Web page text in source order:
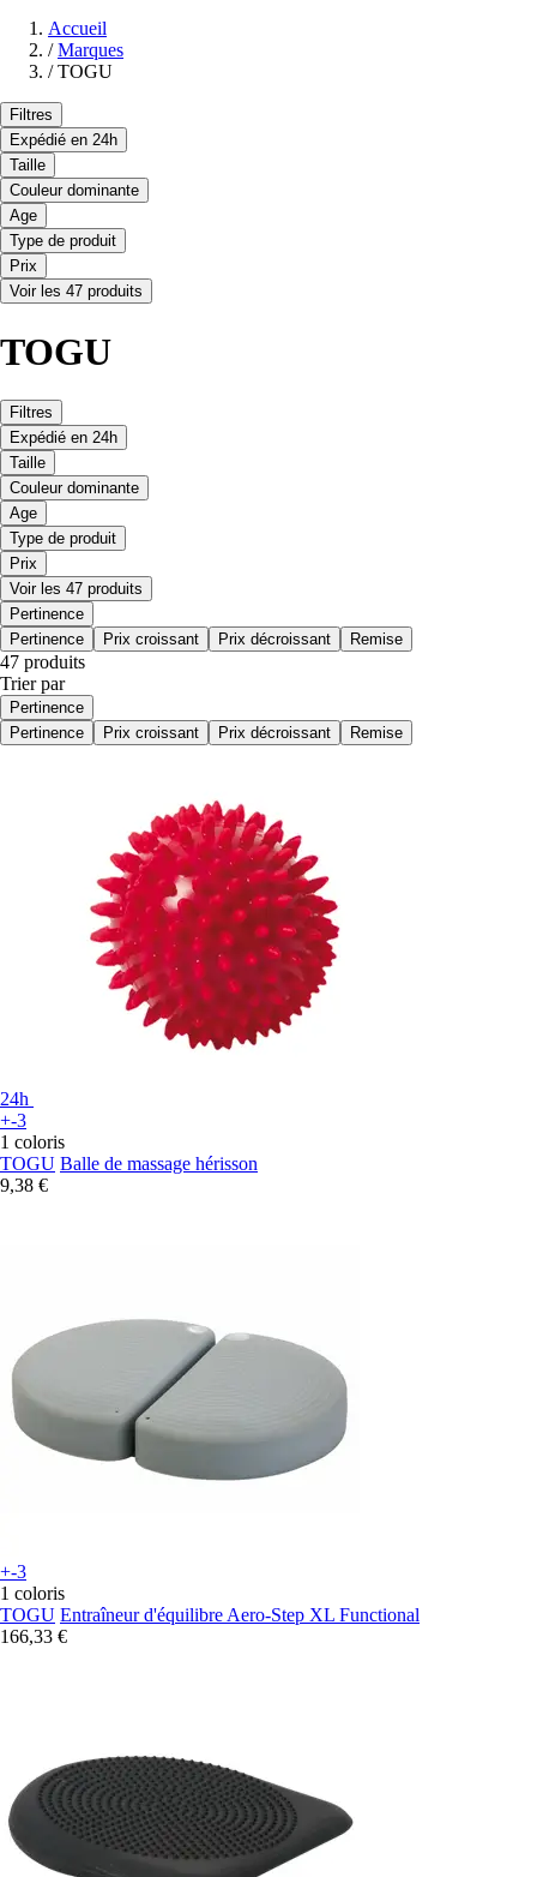
Accueil
/ Marques
/ TOGU
Filtres
Expédié en 24h
Taille
Couleur dominante
Age
Type de produit
Prix
Voir les 47 produits
TOGU
Filtres
Expédié en 24h
Taille
Couleur dominante
Age
Type de produit
Prix
Voir les 47 produits
Pertinence
Pertinence
Prix croissant Prix décroissant Remise
47 produits
Trier par
Pertinence
Pertinence
Prix croissant Prix décroissant Remise
24h
+-3
1 coloris
TOGU Balle de massage hérisson
9,38 €
+-3
1 coloris
TOGU Entraîneur d'équilibre Aero-Step XL Functional
166,33 €